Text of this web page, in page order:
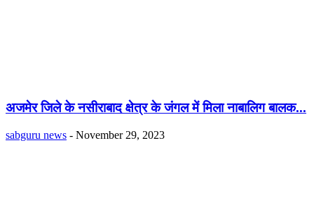
अजमेर जिले के नसीराबाद क्षेत्र के जंगल में मिला नाबालिग बालक...
sabguru news - November 29, 2023